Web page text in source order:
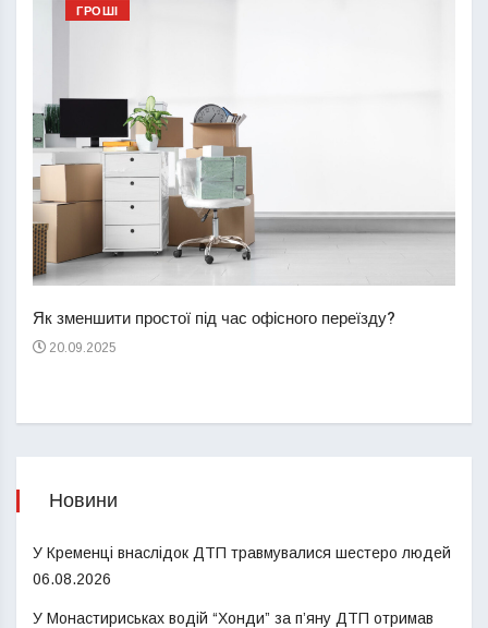
ГРОШІ
Як зменшити простої під час офісного переїзду?
20.09.2025
Новини
У Кременці внаслідок ДТП травмувалися шестеро людей
06.08.2026
У Монастириськах водій “Хонди” за п’яну ДТП отримав